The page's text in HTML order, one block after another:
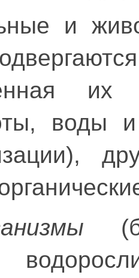
и
их
воды